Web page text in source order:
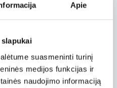
Apie
suasmeninti turinį
medijos funkcijas ir
naudojimo informaciją
pardavėjui savo
visai kaip popierinį
automobilių
keliais paspaudimais
uosto Verslo klubą“, –
vardijo K. Flitton.